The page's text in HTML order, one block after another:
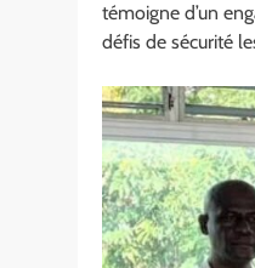
témoigne d’un
défis de sécurité